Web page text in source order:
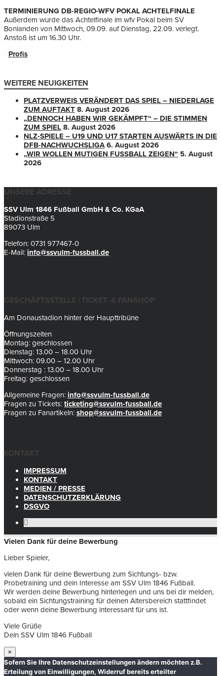
TERMINIERUNG DB-REGIO-WFV POKAL ACHTELFINALE
Außerdem wurde das Achtelfinale im wfv Pokal beim SV
Bonlanden von Mittwoch, 09.09. auf Dienstag, 22.09. verlegt.
Anstoß ist um 16.30 Uhr.
Profis
WEITERE NEUIGKEITEN
PLATZVERWEIS VERÄNDERT DAS SPIEL – NIEDERLAGE
ZUM AUFTAKT 8. August 2026
„DENNOCH HABEN WIR GEKÄMPFT“ – DIE STIMMEN
ZUM SPIEL 8. August 2026
NLZ-SPIELE – U19 UND U17 STARTEN AUSWÄRTS IN DIE
DFB-NACHWUCHSLIGA 6. August 2026
„WIR WOLLEN MUTIGEN FUSSBALL ZEIGEN“
5. August
2026
UNSERE ADRESSE
SSV Ulm 1846 Fußball GmbH & Co. KGaA
Stadionstraße 5
89073 Ulm
Telefon: 0731 977467-0
E-Mail: info@ssvulm-fussball.de
GESCHÄFTSSTELLE | TICKET- & FANSHOP
Am Donaustadion hinter der Haupttribüne
Öffnungszeiten
Montag: geschlossen
Dienstag: 13.00 – 18.00 Uhr
Mittwoch: 09.00 – 12.00 Uhr
Donnerstag : 13.00 – 18.00 Uhr
Freitag: geschlossen
Allgemeine Fragen: info@ssvulm-fussball.de
Fragen zu Tickets: ticketing@ssvulm-fussball.de
Fragen zu Fanartikeln: shop@ssvulm-fussball.de
KONTAKT
IMPRESSUM
KONTAKT
MEDIEN / PRESSE
DATENSCHUTZERKLÄRUNG
DSGVO
Vielen Dank für deine Bewerbung
Lieber Spieler,
vielen Dank für deine Bewerbung zum Sichtungs- bzw.
Probetraining und dein Interesse am SSV Ulm 1846 Fußball.
Wir werden deine Bewerbung hinterlegen und uns bei dir melden,
sobald ein Sichtungstraining für deinen Altersbereich stattfindet
oder wenn deine Bewerbung interessant für uns ist.
Viele Grüße
Dein SSV Ulm 1846 Fußball
×
Sofern Sie Ihre Datenschutzeinstellungen ändern möchten z.B.
Erteilung von Einwilligungen, Widerruf bereits erteilter